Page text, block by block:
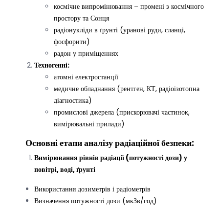
космічне випромінювання – промені з космічного
простору та Сонця
радіонукліди в ґрунті (уранові руди, сланці,
фосфорити)
радон у приміщеннях
Техногенні:
атомні електростанції
медичне обладнання (рентген, КТ, радіоізотопна
діагностика)
промислові джерела (прискорювачі частинок,
вимірювальні прилади)
Основні етапи аналізу радіаційної безпеки:
Вимірюваннярівнів радіації (потужності дози) у
повітрі, воді, ґрунті
Використання дозиметрів і радіометрів
Визначення потужності дози (мкЗв/год)